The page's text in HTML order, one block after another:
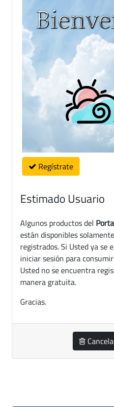
Regístrate
Estimado Usuario
Algunos productos del
están disponibles
registrados. Si Usted ya se
iniciar sesión para
Usted no se encuentra
manera gratuita.
Gracias.
Cancela